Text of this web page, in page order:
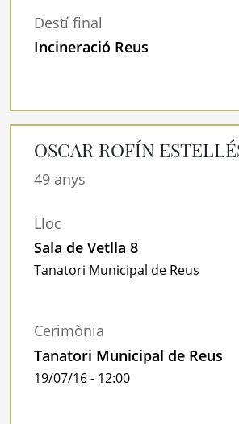
Destí final
Incineració Reus
OSCAR ROFÍN
49 anys
Lloc
Sala de Vetlla 8
Tanatori Municipal de Reus
Cerimònia
Tanatori Municipal de Reus
19/07/16 - 12:00